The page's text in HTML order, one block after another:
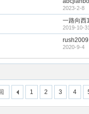
2023-2-8
一路向西
2019-10-31
rush2009
2020-9-4
1 2 3 4